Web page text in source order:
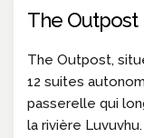
The Outpost
The Outpost,
12 suites
passerelle qui
la rivière